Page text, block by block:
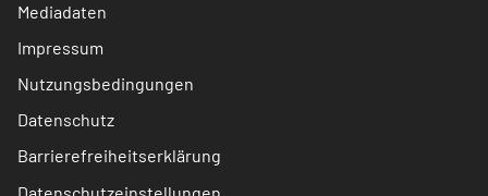
Mediadaten
Impressum
Nutzungsbedingungen
Datenschutz
Barrierefreiheitserklärung